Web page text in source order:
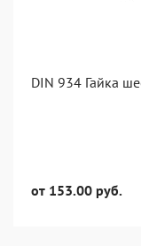
DIN 934 Гайка
от 153.00 руб.